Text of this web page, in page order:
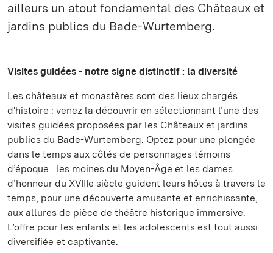
ailleurs un atout fondamental des Châteaux et
jardins publics du Bade-Wurtemberg.
Visites guidées - notre signe distinctif : la diversité
Les châteaux et monastères sont des lieux chargés
d'histoire : venez la découvrir en sélectionnant l’une des
visites guidées proposées par les Châteaux et jardins
publics du Bade-Wurtemberg. Optez pour une plongée
dans le temps aux côtés de personnages témoins
d’époque : les moines du Moyen-Âge et les dames
d’honneur du XVIIIe siècle guident leurs hôtes à travers le
temps, pour une découverte amusante et enrichissante,
aux allures de pièce de théâtre historique immersive.
L’offre pour les enfants et les adolescents est tout aussi
diversifiée et captivante.